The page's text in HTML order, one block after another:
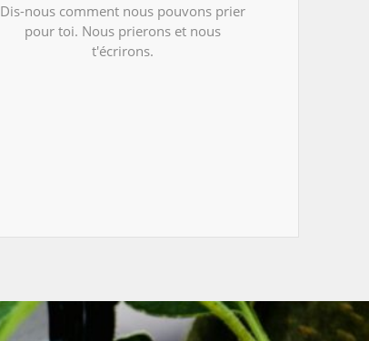
Dis-nous comment nous pouvons prier
pour toi. Nous prierons et nous
t'écrirons.